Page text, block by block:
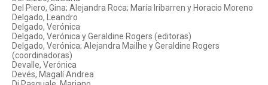
Del Piero, Gina; Alejandra Roca; María Iribarren y Horacio Moreno
Delgado, Leandro
Delgado, Verónica
Delgado, Verónica y Geraldine Rogers (editoras)
Delgado, Verónica; Alejandra Mailhe y Geraldine Rogers
(coordinadoras)
Devalle, Verónica
Devés, Magalí Andrea